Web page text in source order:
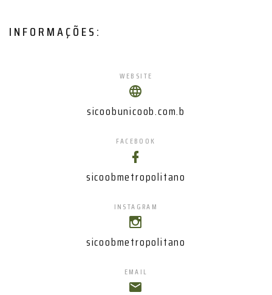
INFORMAÇÕES:
WEBSITE
sicoobunicoob.com.b
FACEBOOK
sicoobmetropolitano
INSTAGRAM
sicoobmetropolitano
EMAIL